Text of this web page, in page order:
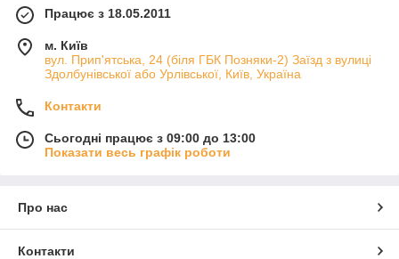
Працює з 18.05.2011
м. Київ
вул. Прип'ятська, 24 (біля ГБК Позняки-2) Заїзд з вулиці
Здолбунівської або Урлівської, Київ, Україна
Контакти
Сьогодні працює з 09:00 до 13:00
Показати весь графік роботи
Про нас
Контакти